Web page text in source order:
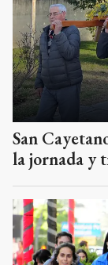
San
la jornada y